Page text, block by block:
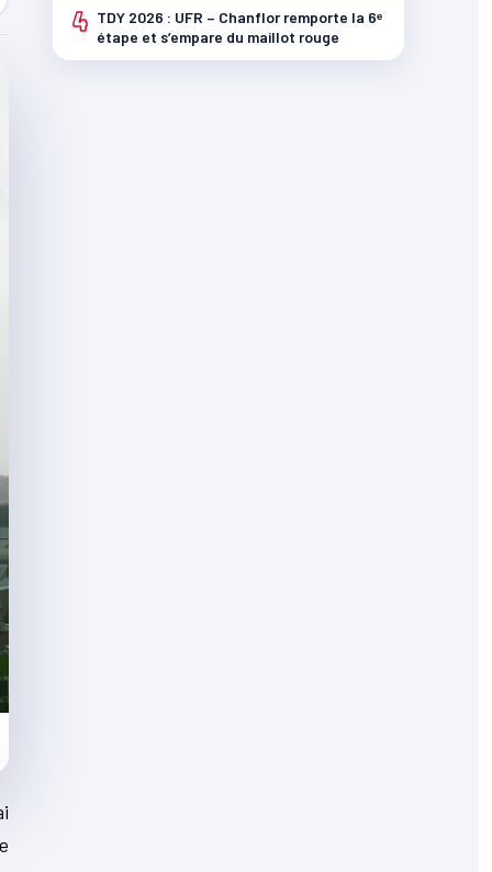
4 TDY 2026 : UFR – Chanflor remporte la 6ᵉ
étape et s’empare du maillot rouge